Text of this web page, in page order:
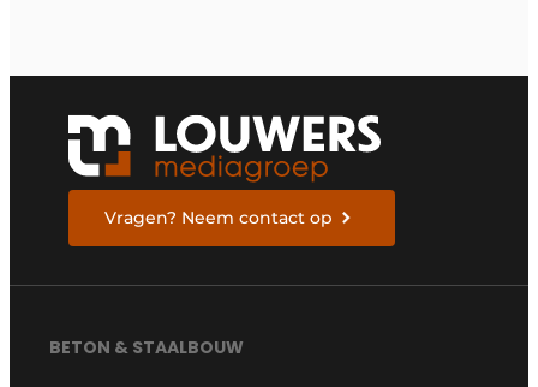
Vragen? Neem contact op
BETON & STAALBOUW